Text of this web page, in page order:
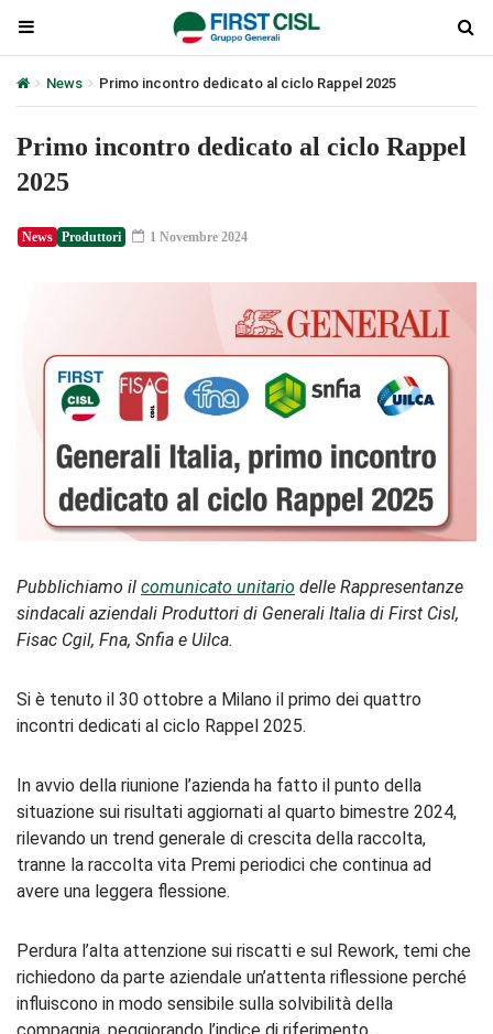
News Primo incontro dedicato al ciclo Rappel 2025
Primo incontro dedicato al ciclo Rappel
2025
News Produttori 1 Novembre 2024
Pubblichiamo il comunicato unitario delle Rappresentanze
sindacali aziendali Produttori di Generali Italia di First Cisl,
Fisac Cgil, Fna, Snfia e Uilca.
Si è tenuto il 30 ottobre a Milano il primo dei quattro
incontri dedicati al ciclo Rappel 2025.
In avvio della riunione l’azienda ha fatto il punto della
situazione sui risultati aggiornati al quarto bimestre 2024,
rilevando un trend generale di crescita della raccolta,
tranne la raccolta vita Premi periodici che continua ad
avere una leggera flessione.
Perdura l’alta attenzione sui riscatti e sul Rework, temi che
richiedono da parte aziendale un’attenta riflessione perché
influiscono in modo sensibile sulla solvibilità della